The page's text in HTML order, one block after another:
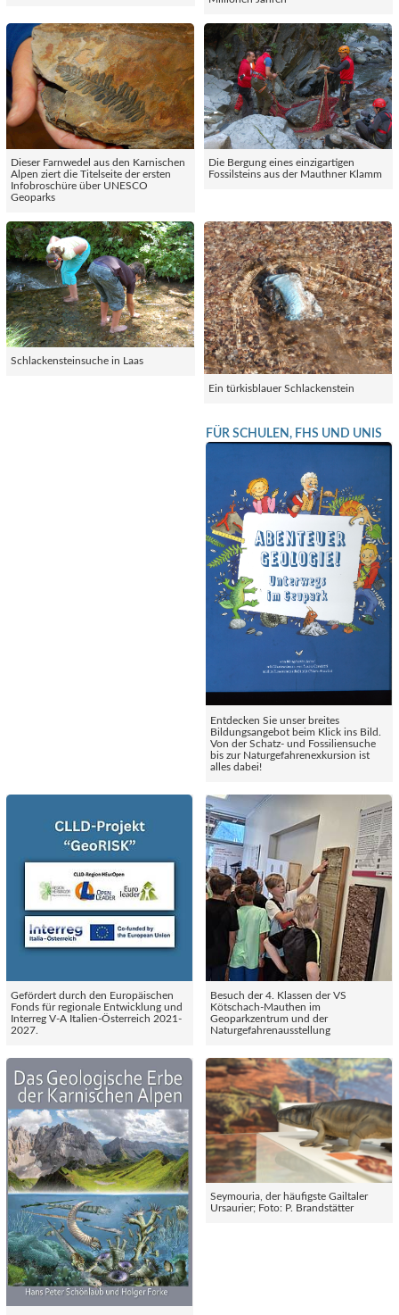
Dieser Farnwedel aus den Karnischen
Alpen ziert die Titelseite der ersten
Infobroschüre über UNESCO
Geoparks
Die Bergung eines einzigartigen
Fossilsteins aus der Mauthner Klamm
Schlackensteinsuche in Laas
Ein türkisblauer Schlackenstein
FÜR SCHULEN, FHS UND UNIS
Entdecken Sie unser breites
Bildungsangebot beim Klick ins Bild.
Von der Schatz- und Fossiliensuche
bis zur Naturgefahrenexkursion ist
alles dabei!
Gefördert durch den Europäischen
Fonds für regionale Entwicklung und
Interreg V-A Italien-Österreich 2021-
2027.
Besuch der 4. Klassen der VS
Kötschach-Mauthen im
Geoparkzentrum und der
Naturgefahrenausstellung
Seymouria, der häufigste Gailtaler
Ursaurier; Foto: P. Brandstätter